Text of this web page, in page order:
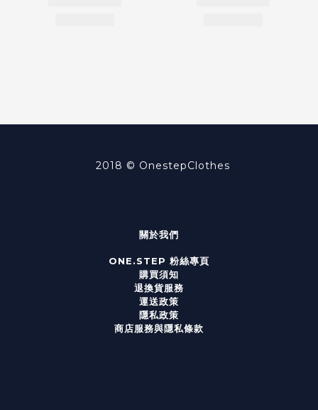
2018 © OnestepClothes
關於我們
ONE.STEP 粉絲專頁
購買須知
退換貨服務
運送政策
隱私政策
商店服務與隱私條款